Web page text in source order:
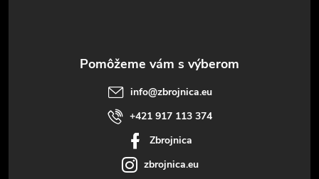
info@zbrojnica.eu
+421 917 113 374
Zbrojnica
zbrojnica.eu